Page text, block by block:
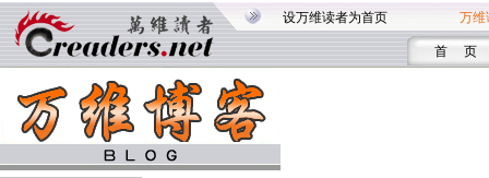
设万维读者为首页 万维
首 页